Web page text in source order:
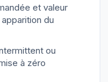
et valeur
du
ou
à zéro